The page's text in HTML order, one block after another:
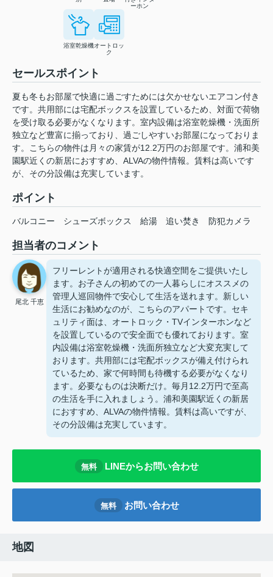
ーホン
浴室乾燥機オートロッ
ク
セールスポイント
夏も冬もお部屋で快適に過ごすためには欠かせないエアコン付き
です。共用部には宅配ボックスを設置しているため、対面で荷物
を受け取る必要がなくなります。室内設備は浴室乾燥機・洗面所
独立など豊富に揃っており、過ごしやすいお部屋になっておりま
す。こちらの物件は月々の家賃が12.2万円のお部屋です。浦和美
園駅近くの新居におすすめ、ALVAの物件情報。賃料は高いです
が、その分設備は充実しています。
ポイント
バルコニー シューズボックス 給湯 追い焚き 防犯カメラ
担当者のコメント
尾北 千恵
フリーレントが適用される快適空間をご提供いたし
ます。お子さんの初めての一人暮らしにオススメの
管理人巡回物件で安心して生活を送れます。新しい
生活にお勧めなのが、こちらのアパートです。セキ
ュリティ面は、オートロック・TVインターホンなど
を設置しているので安全面でも優れております。室
内設備は浴室乾燥機・洗面所独立など大変充実して
おります。共用部には宅配ボックスが備え付けられ
ているため、家で何時間も待機する必要がなくなり
ます。必要なものは決断だけ。毎月12.2万円で至高
の生活を手に入れましょう。浦和美園駅近くの新居
におすすめ、ALVAの物件情報。賃料は高いですが、
その分設備は充実しています。
無料 LINEからお問い合わせ
無料 お問い合わせ
地図